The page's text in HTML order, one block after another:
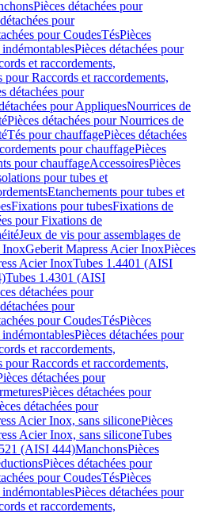
Pièces détachées pour
pour
pour CoudesTésPièces
Pièces détachées pour
et raccordements,
pour Raccords et raccordements,
détachées pour
pour AppliquesNourrices de
Pièces détachées pour Nourrices de
Tés pour chauffagePièces détachées
pour chauffagePièces
pour chauffageAccessoiresPièces
pour tubes et
Etanchements pour tubes et
Fixations pour tubesFixations de
pour Fixations de
Jeux de vis pour assemblages de
InoxGeberit Mapress Acier InoxPièces
Acier InoxTubes 1.4401 (AISI
Tubes 1.4301 (AISI
détachées pour
pour
pour CoudesTésPièces
Pièces détachées pour
et raccordements,
pour Raccords et raccordements,
détachées pour
Pièces détachées pour
détachées pour
Acier Inox, sans siliconePièces
Acier Inox, sans siliconeTubes
(AISI 444)ManchonsPièces
Pièces détachées pour
pour CoudesTésPièces
Pièces détachées pour
et raccordements,